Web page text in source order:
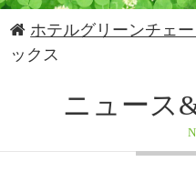
ホテルグリーンチェ
ックス
ニュース